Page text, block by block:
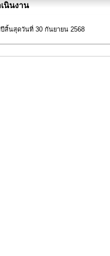
นินงาน
สิ้นสุดวันที่ 30 กันยายน 2568